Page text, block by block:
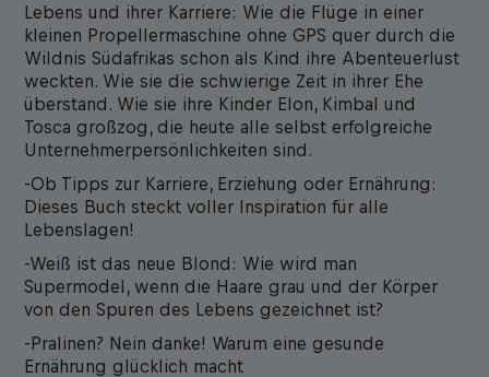
Lebens und ihrer Karriere: Wie die Flüge in einer
kleinen Propellermaschine ohne GPS quer durch die
Wildnis Südafrikas schon als Kind ihre Abenteuerlust
weckten. Wie sie die schwierige Zeit in ihrer Ehe
überstand. Wie sie ihre Kinder Elon, Kimbal und
Tosca großzog, die heute alle selbst erfolgreiche
Unternehmerpersönlichkeiten sind.
-Ob Tipps zur Karriere, Erziehung oder Ernährung:
Dieses Buch steckt voller Inspiration für alle
Lebenslagen!
-Weiß ist das neue Blond: Wie wird man
Supermodel, wenn die Haare grau und der Körper
von den Spuren des Lebens gezeichnet ist?
-Pralinen? Nein danke! Warum eine gesunde
Ernährung glücklich macht